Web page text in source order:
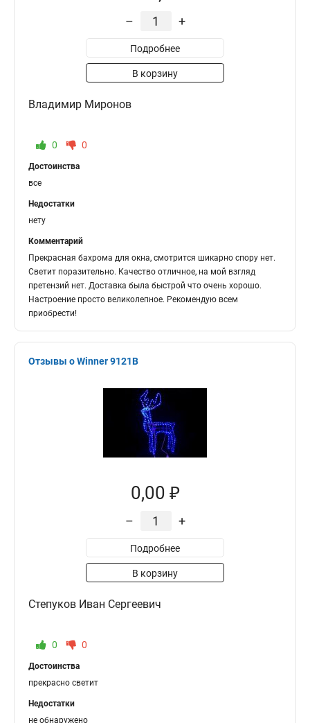
– +
Подробнее
В корзину
Владимир Миронов
0 0
Достоинства
все
Недостатки
нету
Комментарий
Прекрасная бахрома для окна, смотрится шикарно спору нет.
Светит поразительно. Качество отличное, на мой взгляд
претензий нет. Доставка была быстрой что очень хорошо.
Настроение просто великолепное. Рекомендую всем
приобрести!
Отзывы о Winner 9121B
0,00 ₽
– +
Подробнее
В корзину
Степуков Иван Сергеевич
0 0
Достоинства
прекрасно светит
Недостатки
не обнаружено